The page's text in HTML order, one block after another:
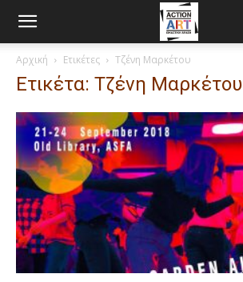
Αρχική Ετικέτες Τζένη Μαρκέτου
Ετικέτα: Τζένη Μαρκέτου